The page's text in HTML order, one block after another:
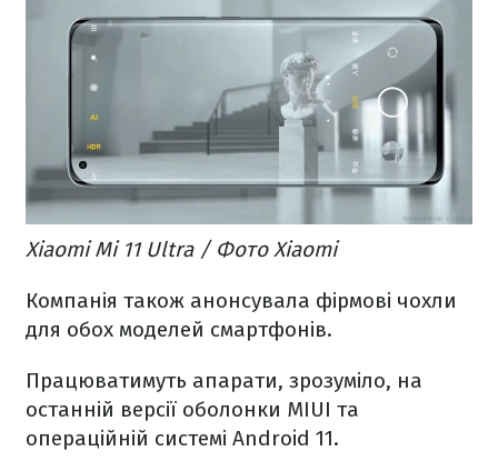
Xiaomi Mi 11 Ultra / Фото Xiaomi
Компанія також анонсувала фірмові чохли
для обох моделей смартфонів.
Працюватимуть апарати, зрозуміло, на
останній версії оболонки MIUI та
операційній системі Android 11.